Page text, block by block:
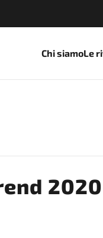
Chi siamoLe